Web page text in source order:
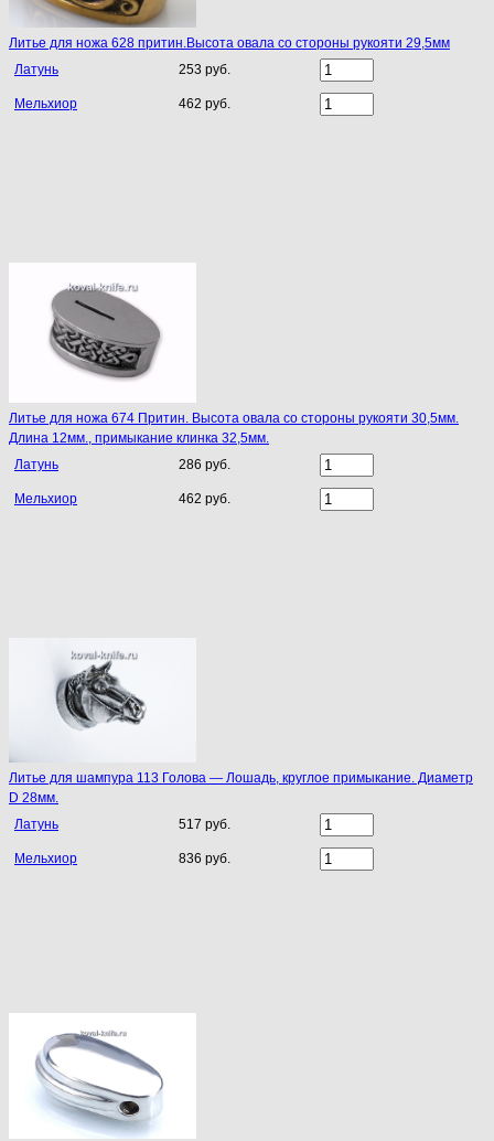
Литье для ножа 628 притин.Высота овала со стороны рукояти 29,5мм
Латунь
253 руб.
Мельхиор 462 руб.
Литье для ножа 674 Притин. Высота овала со стороны рукояти 30,5мм.
Длина 12мм., примыкание клинка 32,5мм.
Латунь
286 руб.
Мельхиор 462 руб.
Литье для шампура 113 Голова — Лошадь, круглое примыкание. Диаметр
D 28мм.
Латунь
517 руб.
Мельхиор 836 руб.